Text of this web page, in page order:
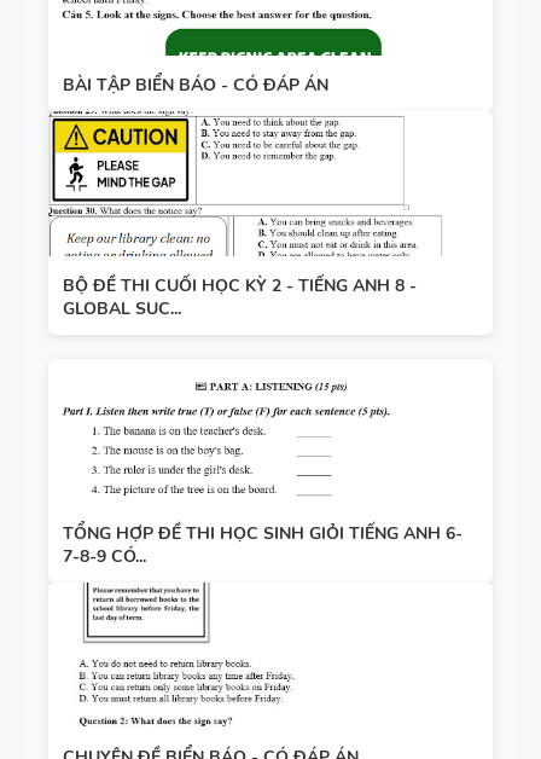
BÀI TẬP BIỂN BÁO - CÓ ĐÁP ÁN
BỘ ĐỀ THI CUỐI HỌC KỲ 2 - TIẾNG ANH 8 -
GLOBAL SUC...
TỔNG HỢP ĐỀ THI HỌC SINH GIỎI TIẾNG ANH 6-
7-8-9 CÓ...